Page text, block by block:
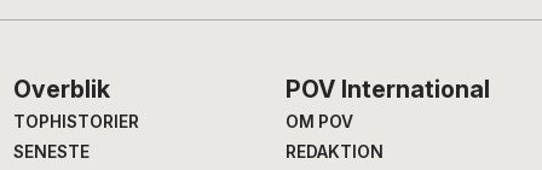
Footer
Overblik
TOPHISTORIER
SENESTE
POV International
OM POV
REDAKTION